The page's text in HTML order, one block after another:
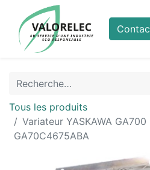
Tous les produits
Variateur YASKAWA
GA70C4675ABA